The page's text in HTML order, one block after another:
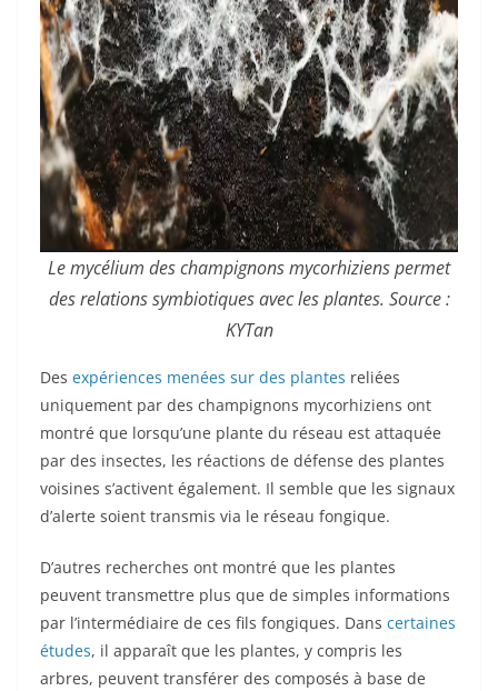
Le mycélium des champignons mycorhiziens permet
des relations symbiotiques avec les plantes. Source :
KYTan
Des expériences menées sur des plantes reliées
uniquement par des champignons mycorhiziens ont
montré que lorsqu’une plante du réseau est attaquée
par des insectes, les réactions de défense des plantes
voisines s’activent également. Il semble que les signaux
d’alerte soient transmis via le réseau fongique.
D’autres recherches ont montré que les plantes
peuvent transmettre plus que de simples informations
par l’intermédiaire de ces fils fongiques. Dans certaines
études, il apparaît que les plantes, y compris les
arbres, peuvent transférer des composés à base de